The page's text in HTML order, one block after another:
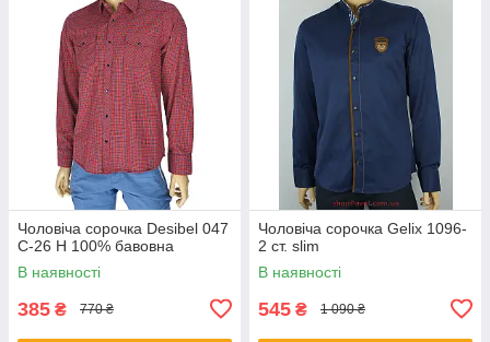
Чоловіча сорочка Desibel 047
C-26 H 100% бавовна
В наявності
385 ₴ 770 ₴
Чоловіча сорочка Gelix 1096-
2 ст. slim
В наявності
545 ₴ 1 090 ₴